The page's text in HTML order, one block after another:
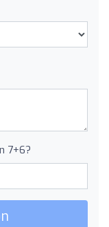
7+6?